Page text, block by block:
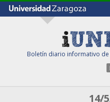
Boletín diario informativo de
14/